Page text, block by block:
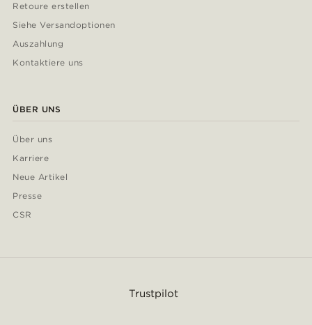
Retoure erstellen
Siehe Versandoptionen
Auszahlung
Kontaktiere uns
ÜBER UNS
Über uns
Karriere
Neue Artikel
Presse
CSR
Trustpilot